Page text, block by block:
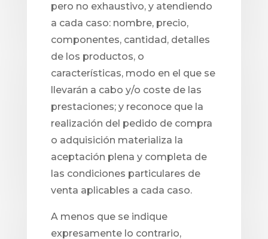
pero no exhaustivo, y atendiendo
a cada caso: nombre, precio,
componentes, cantidad, detalles
de los productos, o
características, modo en el que se
llevarán a cabo y/o coste de las
prestaciones; y reconoce que la
realización del pedido de compra
o adquisición materializa la
aceptación plena y completa de
las condiciones particulares de
venta aplicables a cada caso.
A menos que se indique
expresamente lo contrario,